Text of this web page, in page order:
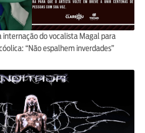
internação do vocalista Magal para
“Não espalhem inverdades”